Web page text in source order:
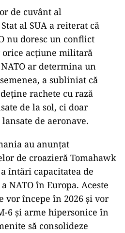
de cuvânt al
al SUA a reiterat că
nu doresc un conflict
acțiune militară
ar determina un
a subliniat că
rachete cu rază
de la sol, ci doar
de aeronave.
au anunțat
de croazieră Tomahawk
întări capacitatea de
NATO în Europa. Aceste
vor începe în 2026 și vor
6 și arme hipersonice în
să consolideze